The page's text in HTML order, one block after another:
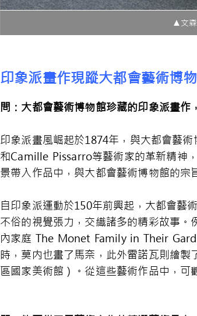
▲文
印象派畫作現蹤大都會藝術博
問：大都會藝術博物館珍藏的印象派畫
印象派畫風崛起於1874年，與大都會藝
和Camille Pissarro等藝術家的革新精神
景帶入作品中，與大都會藝術博物館的宗
自印象派運動於150年前興起，大都會藝
不俗的視覺張力，交織諸多的精彩故事
內家庭 The Monet Family in Their
時，莫内也畫了馬奈，此外雷諾瓦則繪
區國家美術館）。從這些藝術作品中，可